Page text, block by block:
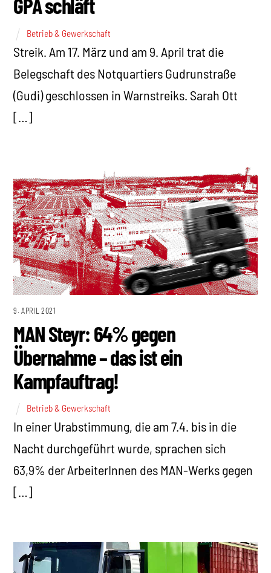
GPA schläft
Betrieb & Gewerkschaft
Streik. Am 17. März und am 9. April trat die
Belegschaft des Notquartiers Gudrunstraße
(Gudi) geschlossen in Warnstreiks. Sarah Ott
[…]
9. APRIL 2021
MAN Steyr: 64% gegen
Übernahme – das ist ein
Kampfauftrag!
Betrieb & Gewerkschaft
In einer Urabstimmung, die am 7.4. bis in die
Nacht durchgeführt wurde, sprachen sich
63,9% der ArbeiterInnen des MAN-Werks gegen
[…]